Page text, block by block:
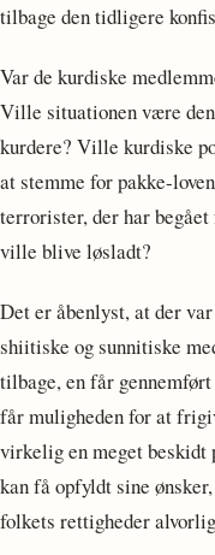
tilbage den tidligere
Var de kurdiske
Ville situationen være
kurdere? Ville kurdiske
at stemme for pakke-
terrorister, der har
ville blive løsladt?
Det er åbenlyst, at der
shiitiske og sunnitiske
tilbage, en får
får muligheden for at
virkelig en meget
kan få opfyldt sine
folkets rettigheder